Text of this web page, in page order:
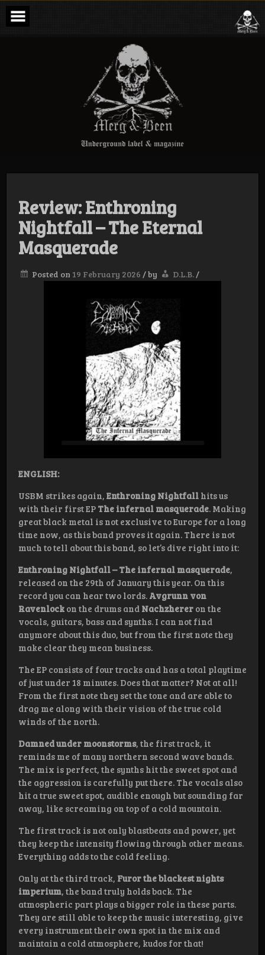
Skip
content
Merg & Been –
Underground
Label &
Magazine
Review: Enthroning
Nightfall – The Eternal
Masquerade
Posted on 19 February 2026 /by D.L.B./
ENGLISH:
USBM strikes again, Enthroning Nightfall hits us
with their first EP The infernal masquerade. Making
great black metal is not exclusive to Europe for a long
time now, as this band proves it again. There is not
much to tell about this band, so let’s dive right into it:
Enthroning Nightfall – The infernal masquerade,
released on the 29th of January this year. On this
record you can hear two lords. Avgrunn von
Ravenlock on the drums and Nachzherer on the
vocals, guitars, bass and synths. I can not find
anymore about this duo, but from the first note they
make clear they mean business.
The EP consists of four tracks and has a total playtime
of just under 18 minutes. Does that matter? Not at all!
From the first note they set the tone and are able to
drag me along with their vision of the true cold
winds of the north.
Damned under moonstorms, the first track, it
reminds me of many northern second wave bands.
The mix is perfect, the synths hit the sweet spot and
the aggression is carefully put there. The vocals also
hit a true sweet spot, audible enough but sounding far
away, like screaming on top of a cold mountain.
The first track is not only blastbeats and power, yet
they keep the intensity flowing through other means.
Everything adds to the cold feeling.
Only at the third track, Furor the blackest nights
imperium, the band truly holds back. The
atmospheric part plays a bigger role in these parts.
They are still able to keep the music interesting, give
every instrument their own spot in the mix and
maintain a cold atmosphere, kudos for that!